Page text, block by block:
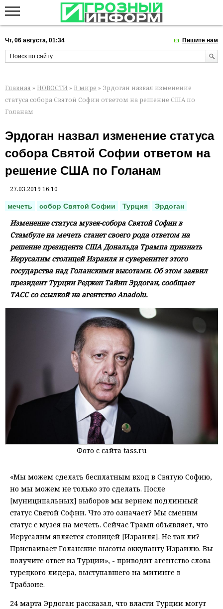
Чт, 06 августа, 01:34 Пишите нам
Главная » НОВОСТИ » В мире » Эрдоган назвал изменение
статуса собора Святой Софии ответом на решение США по
Голанам
Эрдоган назвал изменение статуса
собора Святой Софии ответом на
решение США по Голанам
27.03.2019 16:10
мечеть собор Святой Софии Турция Эрдоган
Изменение статуса музея-собора Святой Софии в
Стамбуле на мечеть станет своего рода ответом на
решение президента США Дональда Трампа признать
Иерусалим столицей Израиля и суверенитет этого
государства над Голанскими высотами. Об этом заявил
президент Турции Реджеп Тайип Эрдоган, сообщает
ТАСС со ссылкой на агентство Anadolu.
Фото с сайта tass.ru
«Мы можем сделать бесплатным вход в Святую Софию,
но мы можем не только это сделать. После
[муниципальных] выборов мы вернем подлинный
статус Святой Софии. Что это означает? Мы сменим
статус с музея на мечеть. Сейчас Трамп объявляет, что
Иерусалим является столицей [Израиля]. Не так ли?
Присваивает Голанские высоты оккупанту Израилю. Вы
получите ответ из Турции», - приводит агентство слова
турецкого лидера, выступавшего на митинге в
Трабзоне.
24 марта Эрдоган рассказал, что власти Турции могут